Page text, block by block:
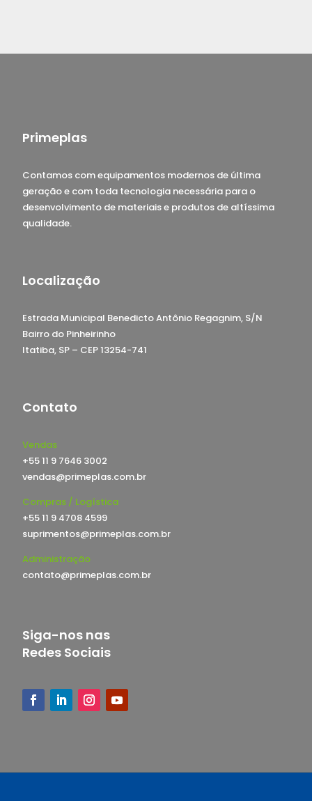
Primeplas
Contamos com equipamentos modernos de última
geração e com toda tecnologia necessária para o
desenvolvimento de materiais e produtos de altíssima
qualidade.
Localização
Estrada Municipal Benedicto Antônio Regagnim, S/N
Bairro do Pinheirinho
Itatiba, SP – CEP 13254-741
Contato
Vendas
+55 11 9 7646 3002
vendas@primeplas.com.br
Compras / Logística
+55 11 9 4708 4599
suprimentos@primeplas.com.br
Administração
contato@primeplas.com.br
Siga-nos nas
Redes Sociais